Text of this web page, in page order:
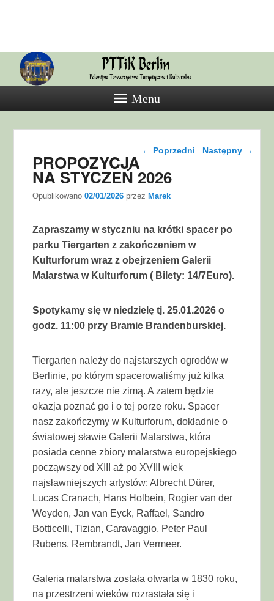
Polonijne Towarzystwo Turystyczne
i Kulturalne
Menu
Nawigacja wpisu
← Poprzedni Następny →
PROPOZYCJA
NA STYCZEŃ 2026
Opublikowano02/01/2026 przezMarek
Zapraszamy w styczniu na krótki spacer po
parku Tiergarten z zakończeniem w
Kulturforum wraz z obejrzeniem Galerii
Malarstwa w Kulturforum ( Bilety: 14/7Euro).
Spotykamy się w niedzielę tj. 25.01.2026 o
godz. 11:00 przy Bramie Brandenburskiej.
Tiergarten należy do najstarszych ogrodów w
Berlinie, po którym spacerowaliśmy już kilka
razy, ale jeszcze nie zimą. A zatem będzie
okazja poznać go i o tej porze roku. Spacer
nasz zakończymy w Kulturforum, dokładnie o
światowej sławie Galerii Malarstwa, która
posiada cenne zbiory malarstwa europejskiego
począwszy od XIII aż po XVIII wiek
najsławniejszych artystów: Albrecht Dürer,
Lucas Cranach, Hans Holbein, Rogier van der
Weyden, Jan van Eyck, Raffael, Sandro
Botticelli, Tizian, Caravaggio, Peter Paul
Rubens, Rembrandt, Jan Vermeer.
Galeria malarstwa została otwarta w 1830 roku,
na przestrzeni wieków rozrastała się i